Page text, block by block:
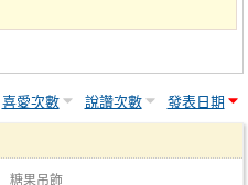
喜愛次數 說讚次數 發表日期
糖果吊飾